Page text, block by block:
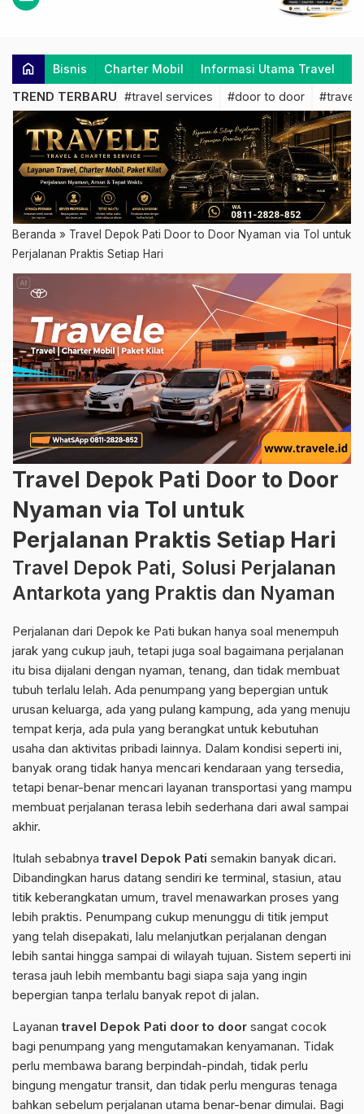
home Bisnis Charter Mobil Informasi Utama Travel
TREND TERBARU #travel services #door to door #travel
Beranda » Travel Depok Pati Door to Door Nyaman via Tol untuk
Perjalanan Praktis Setiap Hari
Travel Depok Pati Door to Door
Nyaman via Tol untuk
Perjalanan Praktis Setiap Hari
Travel Depok Pati, Solusi Perjalanan
Antarkota yang Praktis dan Nyaman
Perjalanan dari Depok ke Pati bukan hanya soal menempuh
jarak yang cukup jauh, tetapi juga soal bagaimana perjalanan
itu bisa dijalani dengan nyaman, tenang, dan tidak membuat
tubuh terlalu lelah. Ada penumpang yang bepergian untuk
urusan keluarga, ada yang pulang kampung, ada yang menuju
tempat kerja, ada pula yang berangkat untuk kebutuhan
usaha dan aktivitas pribadi lainnya. Dalam kondisi seperti ini,
banyak orang tidak hanya mencari kendaraan yang tersedia,
tetapi benar-benar mencari layanan transportasi yang mampu
membuat perjalanan terasa lebih sederhana dari awal sampai
akhir.
Itulah sebabnyatravel Depok Pati semakin banyak dicari.
Dibandingkan harus datang sendiri ke terminal, stasiun, atau
titik keberangkatan umum, travel menawarkan proses yang
lebih praktis. Penumpang cukup menunggu di titik jemput
yang telah disepakati, lalu melanjutkan perjalanan dengan
lebih santai hingga sampai di wilayah tujuan. Sistem seperti ini
terasa jauh lebih membantu bagi siapa saja yang ingin
bepergian tanpa terlalu banyak repot di jalan.
Layanantravel Depok Pati door to door sangat cocok
bagi penumpang yang mengutamakan kenyamanan. Tidak
perlu membawa barang berpindah-pindah, tidak perlu
bingung mengatur transit, dan tidak perlu menguras tenaga
bahkan sebelum perjalanan utama benar-benar dimulai. Bagi